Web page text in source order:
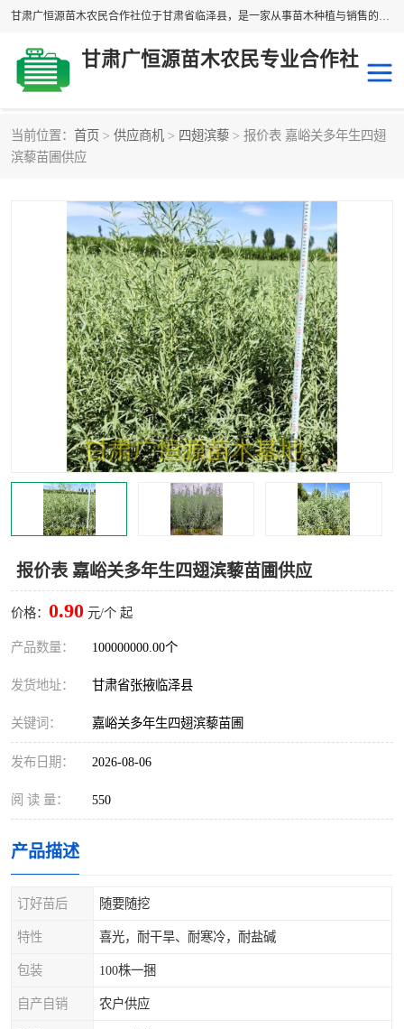
甘肃广恒源苗木农民合作社位于甘肃省临泽县，是一家从事苗木种植与销售的农民合作组织，合作社拥有苗木基地1500多亩，种植苗木品种40多个，年产各类苗木2000多万株。主营：白刺苗、红柳苗、梭梭苗等，我们以“种植一流的苗子，诚信经营”的经营理念，竭诚为每一位客户做优质的服务，欢迎来电咨询！
甘肃广恒源苗木农民专业合作社
当前位置： 首页 > 供应商机 > 四翅滨藜 > 报价表 嘉峪关多年生四翅
滨藜苗圃供应
报价表 嘉峪关多年生四翅滨藜苗圃供应
价格： 0.90 元/个 起
产品数量： 100000000.00个
发货地址： 甘肃省张掖临泽县
关键词： 嘉峪关多年生四翅滨藜苗圃
发布日期： 2026-08-06
阅 读 量： 550
产品描述
订好苗后 随要随挖
特性 喜光，耐干旱、耐寒冷，耐盐碱
包装 100株一捆
自产自销 农户供应
新疆杨
圆冠榆 柠条
白刺苗
沙枣树 红柳苗
沙棘苗 柽柳苗
砂生槐 四翅滨藜